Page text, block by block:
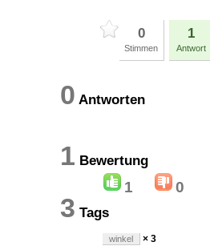
0
Stimmen
1
Antwort
0 Antworten
1 Bewertung
1 0
3 Tags
winkel × 3